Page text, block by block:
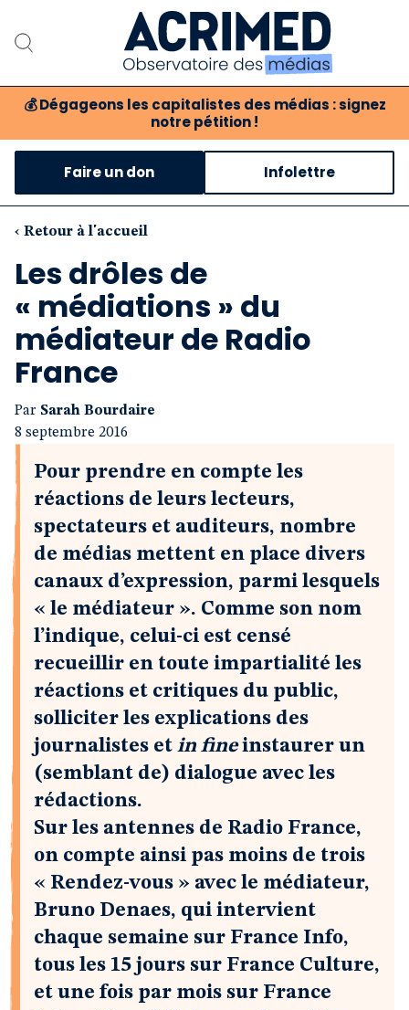
💰 Dégageons les capitalistes des médias : signez
notre pétition !
Notre association
Notre critique des médias
Notre revue
Boutique
Faire un don Infolettre
‹ Retour à l'accueil
Les drôles de
« médiations » du
médiateur de Radio
France
Par Sarah Bourdaire
8 septembre 2016
Pour prendre en compte les
réactions de leurs lecteurs,
spectateurs et auditeurs, nombre
de médias mettent en place divers
canaux d’expression, parmi lesquels
« le médiateur ». Comme son nom
l’indique, celui-ci est censé
recueillir en toute impartialité les
réactions et critiques du public,
solliciter les explications des
journalistes et in fineinstaurer un
(semblant de) dialogue avec les
rédactions.
Sur les antennes de Radio France,
on compte ainsi pas moins de trois
« Rendez-vous » avec le médiateur,
Bruno Denaes, qui intervient
chaque semaine sur France Info,
tous les 15 jours sur France Culture,
et une fois par mois sur France